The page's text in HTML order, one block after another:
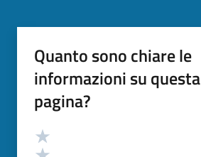
Quanto sono chiare le
informazioni su questa
pagina?
Valutazione